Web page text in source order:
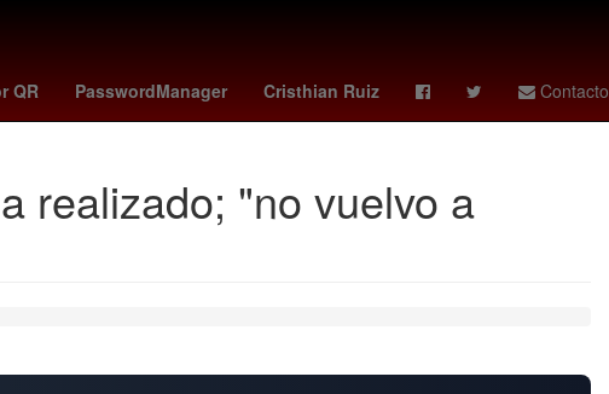
QR PasswordManager Cristhian Ruiz Contacto
Erling Haaland erling haland Odontología halaand marta kostiuk
realizado; "no vuelvo a